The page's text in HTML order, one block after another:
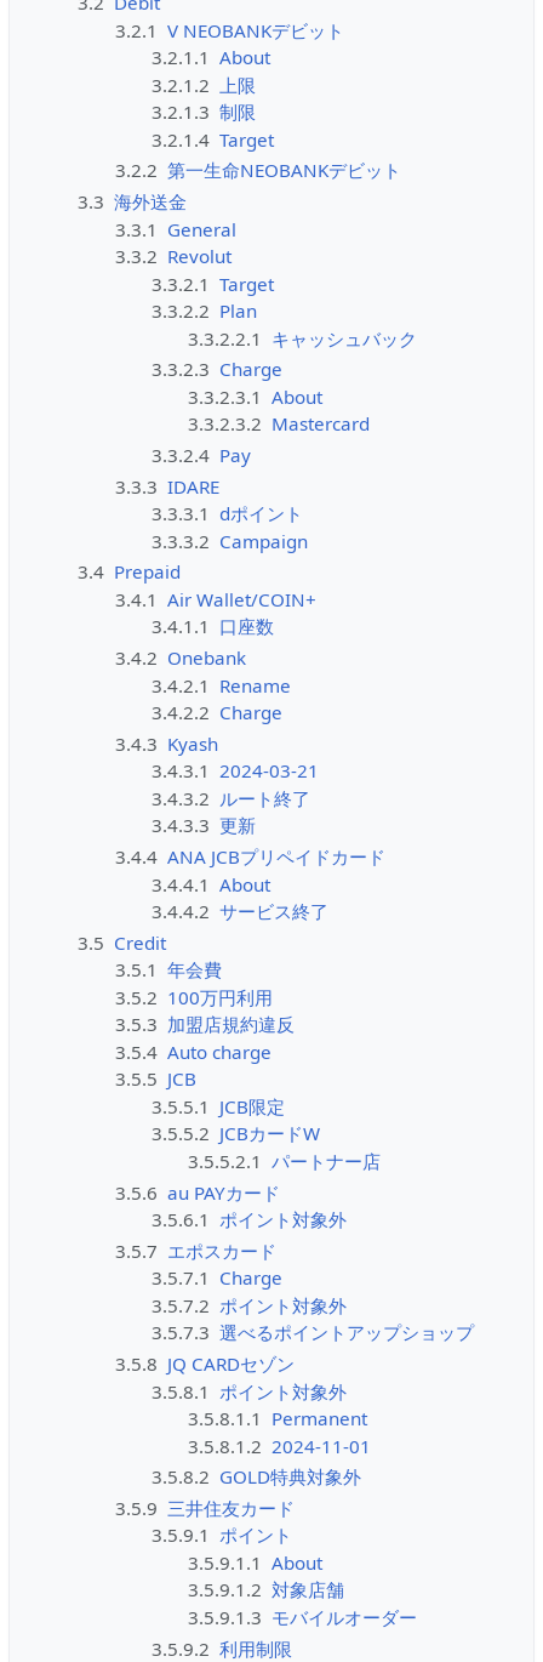
3.2.1 V NEOBANKデビット
3.2.1.1 About
3.2.1.2
上限
3.2.1.3 制限
3.2.1.4 Target
3.2.2 第一生命NEOBANKデビット
3.3 海外送金
3.3.1 General
3.3.2 Revolut
3.3.2.1 Target
3.3.2.2 Plan
3.3.2.2.1 キャッシュバック
3.3.2.3 Charge
3.3.2.3.1 About
3.3.2.3.2 Mastercard
3.3.2.4 Pay
3.3.3 IDARE
3.3.3.1 dポイント
3.3.3.2 Campaign
3.4 Prepaid
3.4.1 Air Wallet/COIN+
3.4.1.1 口座数
3.4.2 Onebank
3.4.2.1 Rename
3.4.2.2 Charge
3.4.3 Kyash
3.4.3.1 2024-03-21
3.4.3.2 ルート終了
3.4.3.3 更新
3.4.4 ANA JCBプリペイドカード
3.4.4.1 About
3.4.4.2 サービス終了
3.5 Credit
3.5.1 年会費
3.5.2 100万円利用
3.5.3 加盟店規約違反
3.5.4 Auto charge
3.5.5 JCB
3.5.5.1 JCB限定
3.5.5.2 JCBカードW
3.5.5.2.1 パートナー店
3.5.6 au PAYカード
3.5.6.1 ポイント対象外
3.5.7 エポスカード
3.5.7.1 Charge
3.5.7.2 ポイント対象外
3.5.7.3 選べるポイントアップショップ
3.5.8 JQ CARDセゾン
3.5.8.1 ポイント対象外
3.5.8.1.1 Permanent
3.5.8.1.2 2024-11-01
3.5.8.2 GOLD特典対象外
3.5.9 三井住友カード
3.5.9.1 ポイント
3.5.9.1.1 About
3.5.9.1.2 対象店舗
3.5.9.1.3 モバイルオーダー
3.5.9.2 利用制限